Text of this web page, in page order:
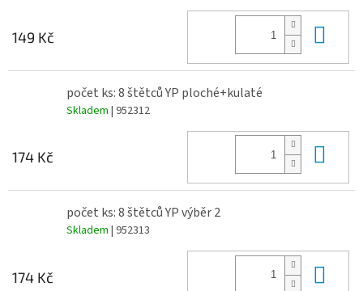
149 Kč
počet ks: 8 štětců YP ploché+kulaté
Skladem | 952312
174 Kč
počet ks: 8 štětců YP výběr 2
Skladem | 952313
174 Kč